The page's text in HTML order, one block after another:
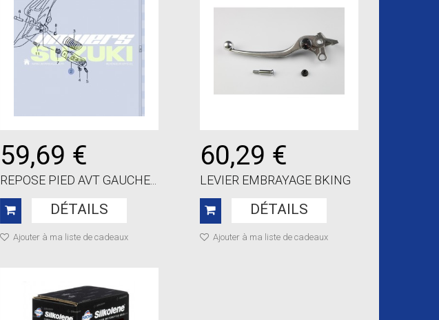
59,69 €
REPOSE PIED AVT GAUCHE...
DÉTAILS
Ajouter à ma liste de cadeaux
60,29 €
LEVIER EMBRAYAGE BKING
DÉTAILS
Ajouter à ma liste de cadeaux